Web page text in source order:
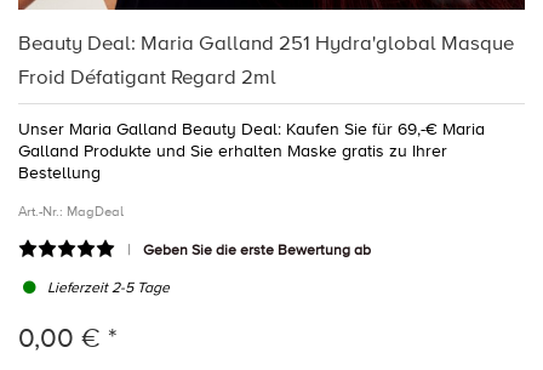
Beauty Deal: Maria Galland 251 Hydra'global Masque
Froid Défatigant Regard 2ml
Unser Maria Galland Beauty Deal: Kaufen Sie für 69,-€ Maria
Galland Produkte und Sie erhalten Maske gratis zu Ihrer
Bestellung
Art.-Nr.: MagDeal
Geben Sie die erste Bewertung ab
Lieferzeit 2-5 Tage
0,00 € *